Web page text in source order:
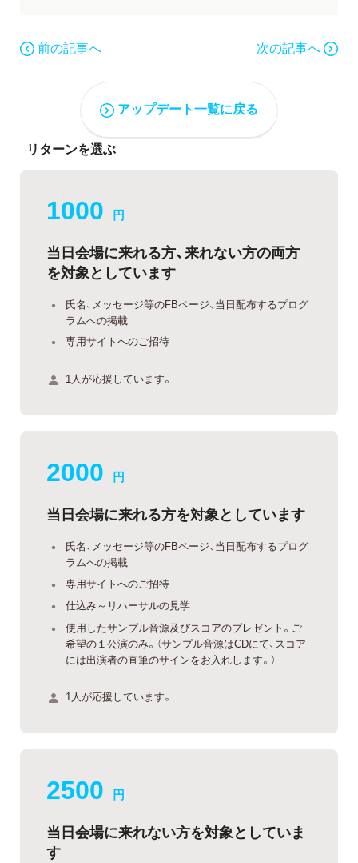
前の記事へ 次の記事へ
アップデート一覧に戻る
リターンを選ぶ
1000 円
当日会場に来れる方、来れない方の両方
を対象としています
氏名、メッセージ等のFBページ、当日配布するプログ
ラムへの掲載
専用サイトへのご招待
1人が応援しています。
2000 円
当日会場に来れる方を対象としています
氏名、メッセージ等のFBページ、当日配布するプログ
ラムへの掲載
専用サイトへのご招待
仕込み～リハーサルの見学
使用したサンプル音源及びスコアのプレゼント。ご
希望の１公演のみ。（サンプル音源はCDにて、スコア
には出演者の直筆のサインをお入れします。）
1人が応援しています。
2500 円
当日会場に来れない方を対象としていま
す